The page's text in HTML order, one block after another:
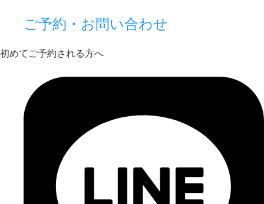
ご予約・お問い合わせ
初めてご予約される方へ